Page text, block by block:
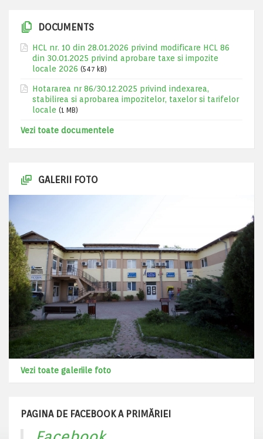
DOCUMENTS
HCL nr. 10 din 28.01.2026 privind modificare HCL 86
din 30.01.2025 privind aprobare taxe si impozite
locale 2026 (547 kB)
Hotararea nr 86/30.12.2025 privind indexarea,
stabilirea si aprobarea impozitelor, taxelor si tarifelor
locale (1 MB)
Vezi toate documentele
GALERII FOTO
Vezi toate galeriile foto
PAGINA DE FACEBOOK A PRIMĂRIEI